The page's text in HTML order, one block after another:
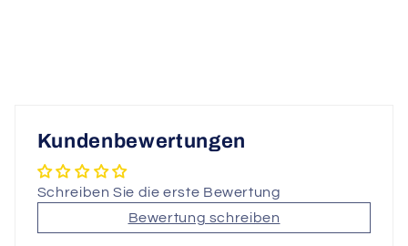
Kundenbewertungen
Schreiben Sie die erste Bewertung
Bewertung schreiben